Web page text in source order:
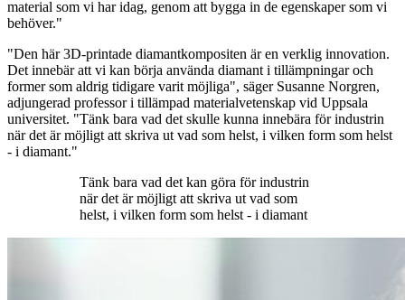
material som vi har idag, genom att bygga in de egenskaper som vi
behöver."
"Den här 3D-printade diamantkompositen är en verklig innovation.
Det innebär att vi kan börja använda diamant i tillämpningar och
former som aldrig tidigare varit möjliga", säger Susanne Norgren,
adjungerad professor i tillämpad materialvetenskap vid Uppsala
universitet. "Tänk bara vad det skulle kunna innebära för industrin
när det är möjligt att skriva ut vad som helst, i vilken form som helst
- i diamant."
Tänk bara vad det kan göra för industrin
när det är möjligt att skriva ut vad som
helst, i vilken form som helst - i diamant